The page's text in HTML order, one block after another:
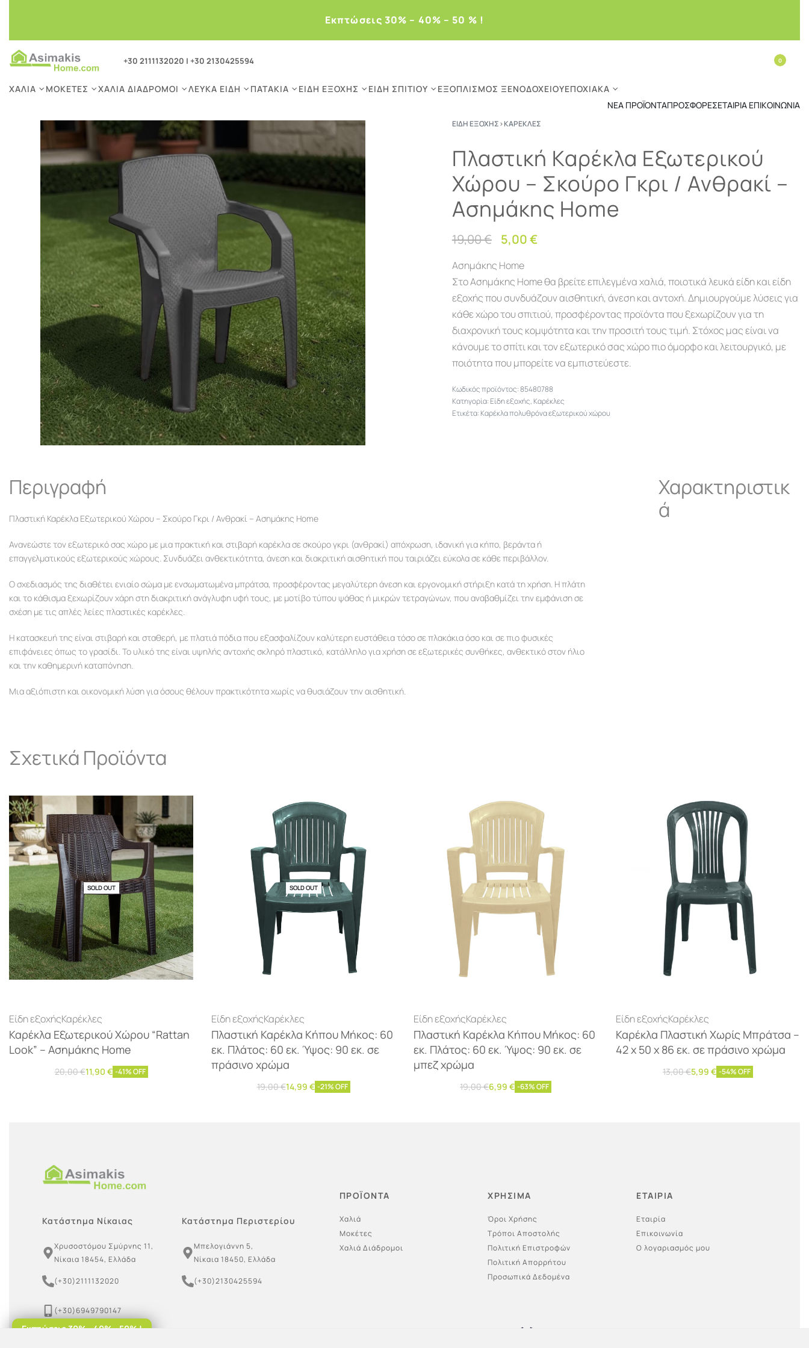
Eκπτώσεις 30% – 40% – 50 % !
+30 2111132020 | +30 2130425594 0
ΧΑΛΙΆ ΜΟΚΈΤΕΣ ΧΑΛΙΆ ΔΙΆΔΡΟΜΟΙ ΛΕΥΚΆ ΕΊΔΗ ΠΑΤΆΚΙΑ ΕΊΔΗ ΕΞΟΧΉΣ ΕΊΔΗ ΣΠΙΤΙΟΎ ΕΞΟΠΛΙΣΜΌΣ ΞΕΝΟΔΟΧΕΊΟΥΕΠΟΧΙΑΚΆ
ΝΈΑ ΠΡΟΪΌΝΤΑΠΡΟΣΦΟΡΈΣΕΤΑΙΡΊΑ ΕΠΙΚΟΙΝΩΝΊΑ
ΕΊΔΗ ΕΞΟΧΉΣ›ΚΑΡΈΚΛΕΣ
Πλαστική Καρέκλα Εξωτερικού
Χώρου – Σκούρο Γκρι / Ανθρακί –
Ασημάκης Home
19,00€ 5,00€
Ασημάκης Home
Στο Ασημάκης Home θα βρείτε επιλεγμένα χαλιά, ποιοτικά λευκά είδη και είδη
εξοχής που συνδυάζουν αισθητική, άνεση και αντοχή. Δημιουργούμε λύσεις για
κάθε χώρο του σπιτιού, προσφέροντας προϊόντα που ξεχωρίζουν για τη
διαχρονική τους κομψότητα και την προσιτή τους τιμή. Στόχος μας είναι να
κάνουμε το σπίτι και τον εξωτερικό σας χώρο πιο όμορφο και λειτουργικό, με
ποιότητα που μπορείτε να εμπιστεύεστε.
85480788
Κατηγορία:Είδη εξοχής, Καρέκλες
Ετικέτα:Καρέκλα πολυθρόνα εξωτερικού χώρου
Περιγραφή
Πλαστική Καρέκλα Εξωτερικού Χώρου – Σκούρο Γκρι / Ανθρακί – Ασημάκης Home
Ανανεώστε τον εξωτερικό σας χώρο με μια πρακτική και στιβαρή καρέκλα σε σκούρο γκρι (ανθρακί) απόχρωση, ιδανική για κήπο, βεράντα ή
επαγγελματικούς εξωτερικούς χώρους. Συνδυάζει ανθεκτικότητα, άνεση και διακριτική αισθητική που ταιριάζει εύκολα σε κάθε περιβάλλον.
Ο σχεδιασμός της διαθέτει ενιαίο σώμα με ενσωματωμένα μπράτσα, προσφέροντας μεγαλύτερη άνεση και εργονομική στήριξη κατά τη χρήση. Η πλάτη
και το κάθισμα ξεχωρίζουν χάρη στη διακριτική ανάγλυφη υφή τους, με μοτίβο τύπου ψάθας ή μικρών τετραγώνων, που αναβαθμίζει την εμφάνιση σε
σχέση με τις απλές λείες πλαστικές καρέκλες.
Η κατασκευή της είναι στιβαρή και σταθερή, με πλατιά πόδια που εξασφαλίζουν καλύτερη ευστάθεια τόσο σε πλακάκια όσο και σε πιο φυσικές
επιφάνειες όπως το γρασίδι. Το υλικό της είναι υψηλής αντοχής σκληρό πλαστικό, κατάλληλο για χρήση σε εξωτερικές συνθήκες, ανθεκτικό στον ήλιο
και την καθημερινή καταπόνηση.
Μια αξιόπιστη και οικονομική λύση για όσους θέλουν πρακτικότητα χωρίς να θυσιάζουν την αισθητική.
Χαρακτηριστικ
ά
Σχετικά Προϊόντα
SOLD OUT
Είδη εξοχήςΚαρέκλες
Καρέκλα Εξωτερικού Χώρου “Rattan
Look” – Ασημάκης Home
20,00€11,90 € -41% OFF
SOLD OUT
Είδη εξοχήςΚαρέκλες
Πλαστική Καρέκλα Κήπου Μήκος: 60
εκ. Πλάτος: 60 εκ. Ύψος: 90 εκ. σε
πράσινο χρώμα
19,00€14,99 € -21% OFF
Είδη εξοχήςΚαρέκλες
Πλαστική Καρέκλα Κήπου Μήκος: 60
εκ. Πλάτος: 60 εκ. Ύψος: 90 εκ. σε
μπεζ χρώμα
19,00€6,99 € -63% OFF
Είδη εξοχήςΚαρέκλες
Καρέκλα Πλαστική Χωρίς Μπράτσα –
42 x 50 x 86 εκ. σε πράσινο χρώμα
13,00€5,99 € -54% OFF
Κατάστημα Νίκαιας Κατάστημα Περιστερίου
Χρυσοστόμου Σμύρνης 11,
Νίκαια 18454, Ελλάδα
Μπελογιάννη 5,
Νίκαια 18450, Ελλάδα
(+30)2111132020 (+30)2130425594
(+30)6949790147
(+30)6955099939
ΠΡΟΪΟΝΤΑ
Χαλιά
Μοκέτες
Χαλιά Διάδρομοι
ΧΡΗΣΙΜΑ
Όροι Χρήσης
Τρόποι Αποστολής
Πολιτική Επιστροφών
Πολιτική Απορρήτου
Προσωπικά Δεδομένα
ΕΤΑΙΡΙΑ
Εταιρία
Επικοινωνία
Ο λογαριασμός μου
Εκπτώσεις 30% - 40% - 50% !